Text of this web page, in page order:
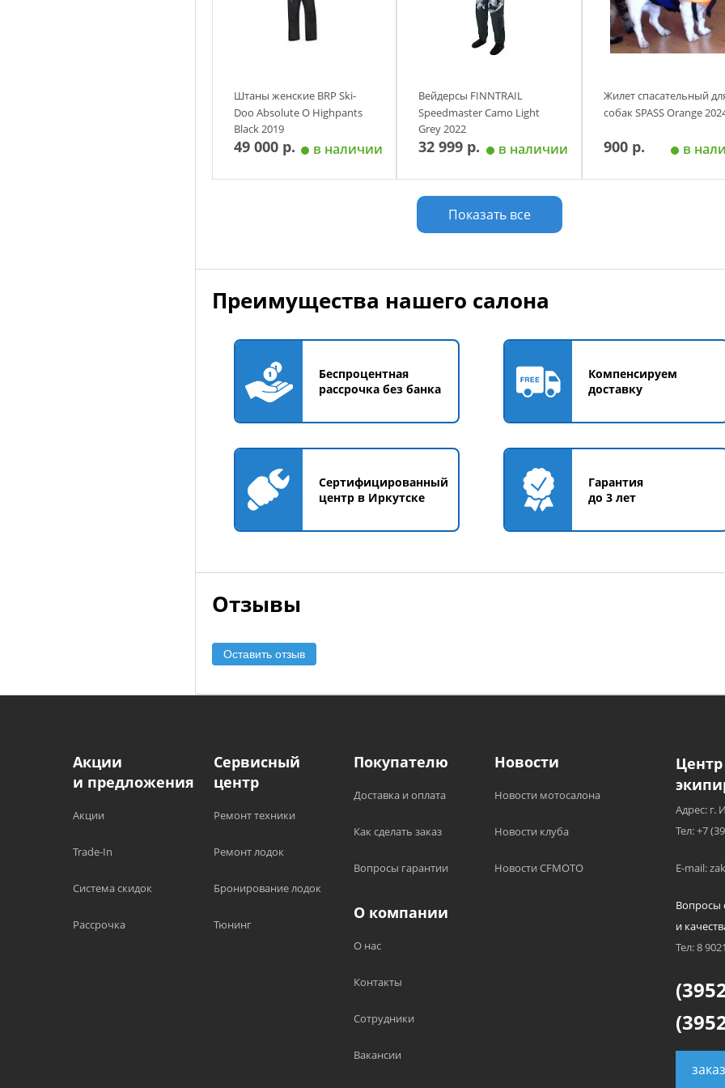
45
Штаны женские BRP Ski-
Doo Absolute O Highpants
Black 2019
49 000 р. в наличии
Вейдерсы FINNTRAIL
Speedmaster Camo Light
Grey 2022
32 999 р. в наличии
Добавить в корзину
Жилет спасательный
собак SPASS Orange
900 р. в
М - до 15 кг
Показать все
Преимущества нашего салона
Беспроцентная
рассрочка без банка
Компенсируем
доставку
Сертифицированный
центр в Иркутске
Гарантия
до 3 лет
Отзывы
Оставить отзыв
Акции
и предложения
Акции
Trade-In
Система скидок
Рассрочка
Сервисный
центр
Ремонт техники
Ремонт лодок
Бронирование лодок
Тюнинг
Покупателю
Доставка и оплата
Как сделать заказ
Вопросы гарантии
Новости
Новости мотосалона
Новости клуба
Новости CFMOTO
О компании
О нас
Контакты
Сотрудники
Вакансии
Адрес: г.
Тел: +7
E-mail:
Вопросы
и
Тел: 8